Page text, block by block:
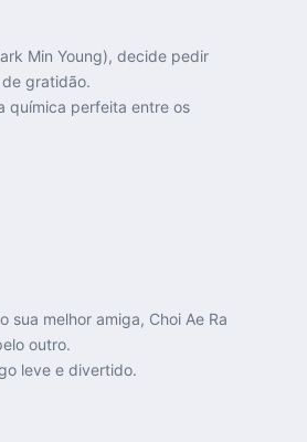
Min Young), decide pedir
gratidão.
química perfeita entre os
melhor amiga, Choi Ae Ra
outro.
leve e divertido.